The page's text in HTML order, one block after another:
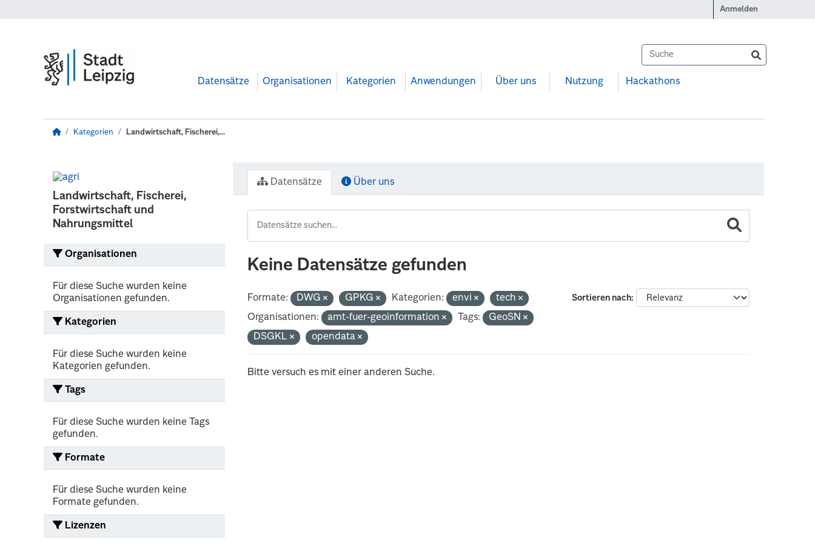
Anmelden
Datensätze Organisationen Kategorien Anwendungen Über uns Nutzung Hackathons
Kategorien Landwirtschaft, Fischerei,...
Landwirtschaft, Fischerei,
Forstwirtschaft und
Nahrungsmittel
Organisationen
Für diese Suche wurden keine
Organisationen gefunden.
Kategorien
Für diese Suche wurden keine
Kategorien gefunden.
Tags
Für diese Suche wurden keine Tags
gefunden.
Formate
Für diese Suche wurden keine
Formate gefunden.
Lizenzen
Datensätze Über uns
Keine Datensätze gefunden
Sortieren nach
Formate: DWG GPKG Kategorien: envi
tech
Organisationen:
amt-fuer-geoinformation Tags:
GeoSN
DSGKL
opendata
Bitte versuch es mit einer anderen Suche.